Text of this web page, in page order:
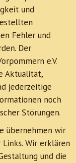
und
Fehler und
Der
e.V.
Aktualität,
jederzeitige
noch
Störungen.
übernehmen wir
Wir erklären
und die